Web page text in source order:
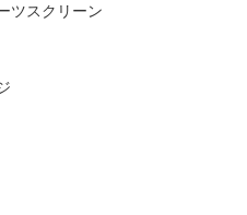
ツスクリーン